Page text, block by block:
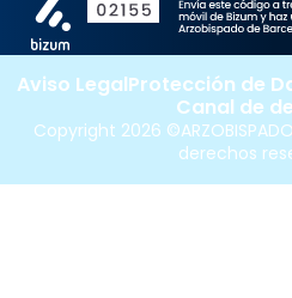
Copyright 2026
derechos
Aviso LegalProtección de
Canal de